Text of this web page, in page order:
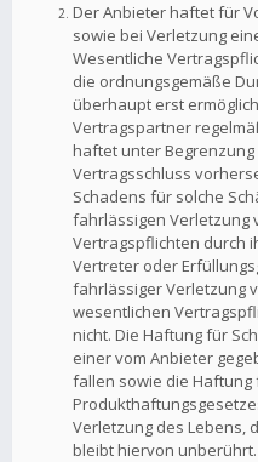
Der Anbieter haftet für
sowie bei Verletzung
Wesentliche
die ordnungsgemäße
überhaupt erst
Vertragspartner
haftet unter
Vertragsschluss
Schadens für solche
fahrlässigen Verletzung
Vertragspflichten durch
Vertreter oder
fahrlässiger Verletzung
wesentlichen
nicht. Die Haftung für
einer vom Anbieter
fallen sowie die
Verletzung des Lebens,
bleibt hiervon unberührt.